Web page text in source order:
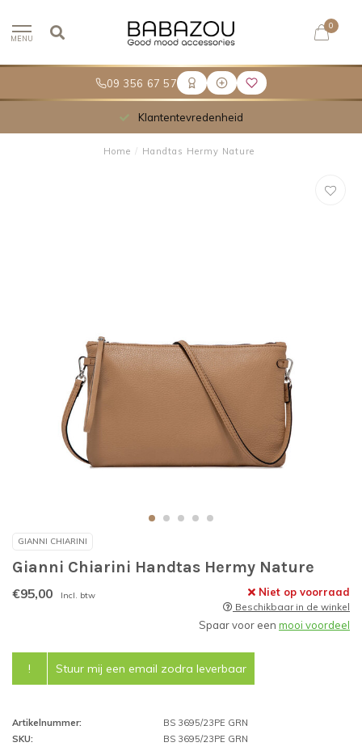
09 356 67 57
MENU
0
Klantentevredenheid
Home / Handtas Hermy Nature
GIANNI CHIARINI
Gianni Chiarini Handtas Hermy Nature
€95,00 Incl. btw Niet op voorraad
Beschikbaar in de winkel
Spaar voor een mooi voordeel
! Stuur mij een email zodra leverbaar
Artikelnummer:
BS 3695/23PE GRN
SKU:
BS 3695/23PE GRN